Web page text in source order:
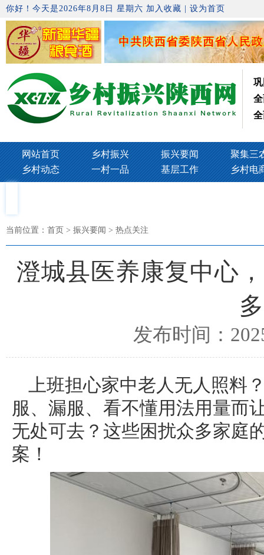
你好！今天是2026年8月8日 星期六 加入收藏 设为首页
网站首页 乡村振兴 振兴要闻
聚集三
乡村动态
一村一品 基层工作 乡村电
当前位置： 首页> 振兴要闻 > 热点关注
澄城县医养康复中心
发布时间：
上班担心家中老人无人照料
服、漏服、看不懂用法用量而
无处可去？这些困扰众多家庭
案！